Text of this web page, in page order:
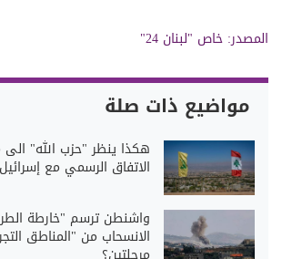
المصدر: خاص "لبنان 24"
مواضيع ذات صلة
هكذا ينظر "حزب الله" الى
الاتفاق الرسمي مع إسرائيل
واشنطن ترسم "خارطة
الانسحاب من "المناطق